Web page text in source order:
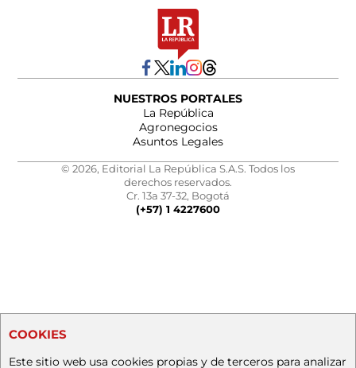
NUESTROS PORTALES
La República
Agronegocios
Asuntos Legales
© 2026, Editorial La República S.A.S. Todos los
derechos reservados.
Cr. 13a 37-32, Bogotá
(+57) 1 4227600
COOKIES
Este sitio web usa cookies propias y de terceros para analizar